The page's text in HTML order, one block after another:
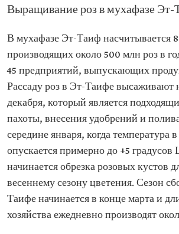
Выращивание роз в мухафазе
В мухафазе Эт-Таиф насчитывается
производящих около 500 млн роз в
45 предприятий, выпускающих
Рассаду роз в Эт-Таифе высаживают
декабря, который является
пахоты, внесения удобрений и
середине января, когда температура
опускается примерно до +5 градусов
начинается обрезка розовых кустов
весеннему сезону цветения. Сезон
Таифе начинается в конце марта и
хозяйства ежедневно производят